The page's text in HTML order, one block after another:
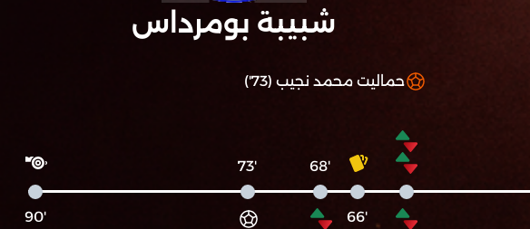
شبيبة بومرداس
حماليت محمد نجيب (73')
'66
'68
'73
'90